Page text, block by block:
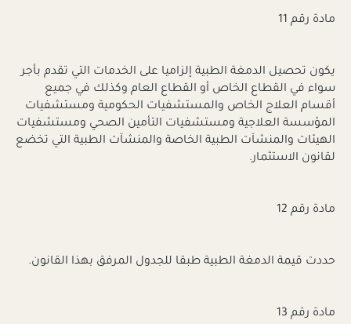
مادة رقم 11
يكون تحصيل الدمغة الطبية إلزاميا على الخدمات التي تقدم بأجر
سواء في القطاع الخاص أو القطاع العام وكذلك في جميع
أقسام العلاج الخاص والمستشفيات الحكومية ومستشفيات
المؤسسة العلاجية ومستشفيات التأمين الصحي ومستشفيات
الهيئات والمنشآت الطبية الخاصة والمنشآت الطبية التي تخضع
لقانون الاستثمار.
مادة رقم 12
حددت قيمة الدمغة الطبية طبقا للجدول المرفق بهذا القانون.
مادة رقم 13